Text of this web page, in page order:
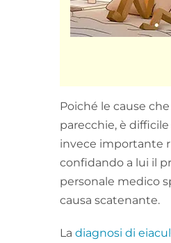
Poiché le cause
parecchie, è
invece importante
confidando a lui il
personale medico
causa scatenante.
La diagnosi di